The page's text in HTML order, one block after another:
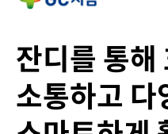
잔디를 통해
소통하고 다